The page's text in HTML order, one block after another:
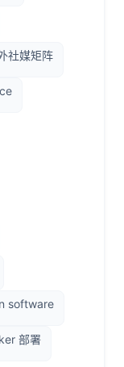
社媒矩阵
software
部署